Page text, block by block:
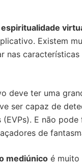
espiritualidade
Existem
nas
deve ter uma
ser capaz de
E não pode
de
mediúnico é muito